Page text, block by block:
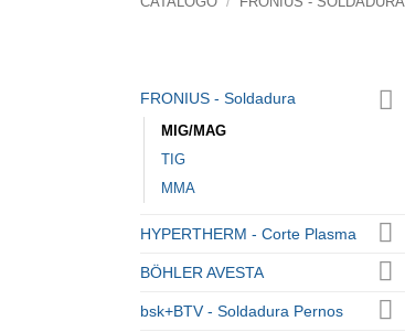
FRONIUS - Soldadura
MIG/MAG
TIG
MMA
HYPERTHERM - Corte Plasma
BÖHLER AVESTA
bsk+BTV - Soldadura Pernos